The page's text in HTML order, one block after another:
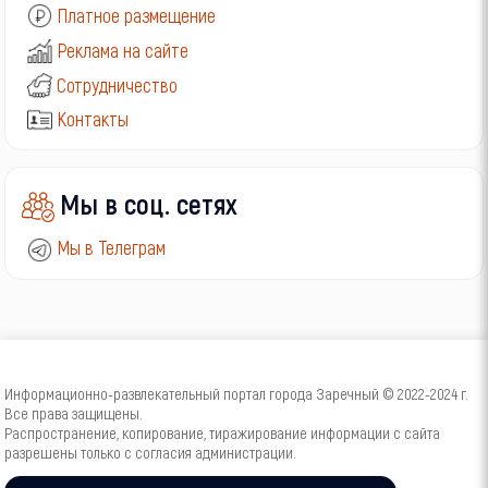
Платное размещение
Реклама на сайте
Сотрудничество
Контакты
Мы в соц. сетях
Мы в Телеграм
Информационно-развлекательный портал города Заречный © 2022-2024 г.
Все права защищены.
Распространение, копирование, тиражирование информации с сайта
разрешены только с согласия администрации.